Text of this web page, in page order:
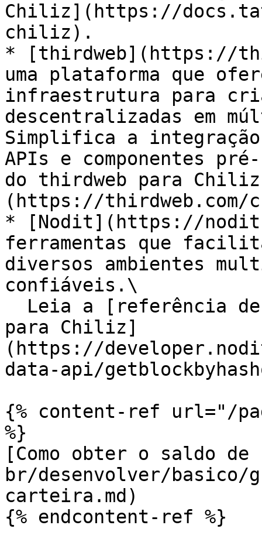
Chiliz](https://
chiliz).
* [thirdweb](https://
uma plataforma que
infraestrutura para
descentralizadas em
Simplifica a integração
APIs e componentes
do thirdweb para
(https://
* [Nodit](https://
ferramentas que
diversos ambientes
confiáveis.\
para Chiliz]
(https://
data-api/
{% content-ref url="/
%}
[Como obter o saldo
br/desenvolver/
carteira.md)
{% endcontent-ref %}